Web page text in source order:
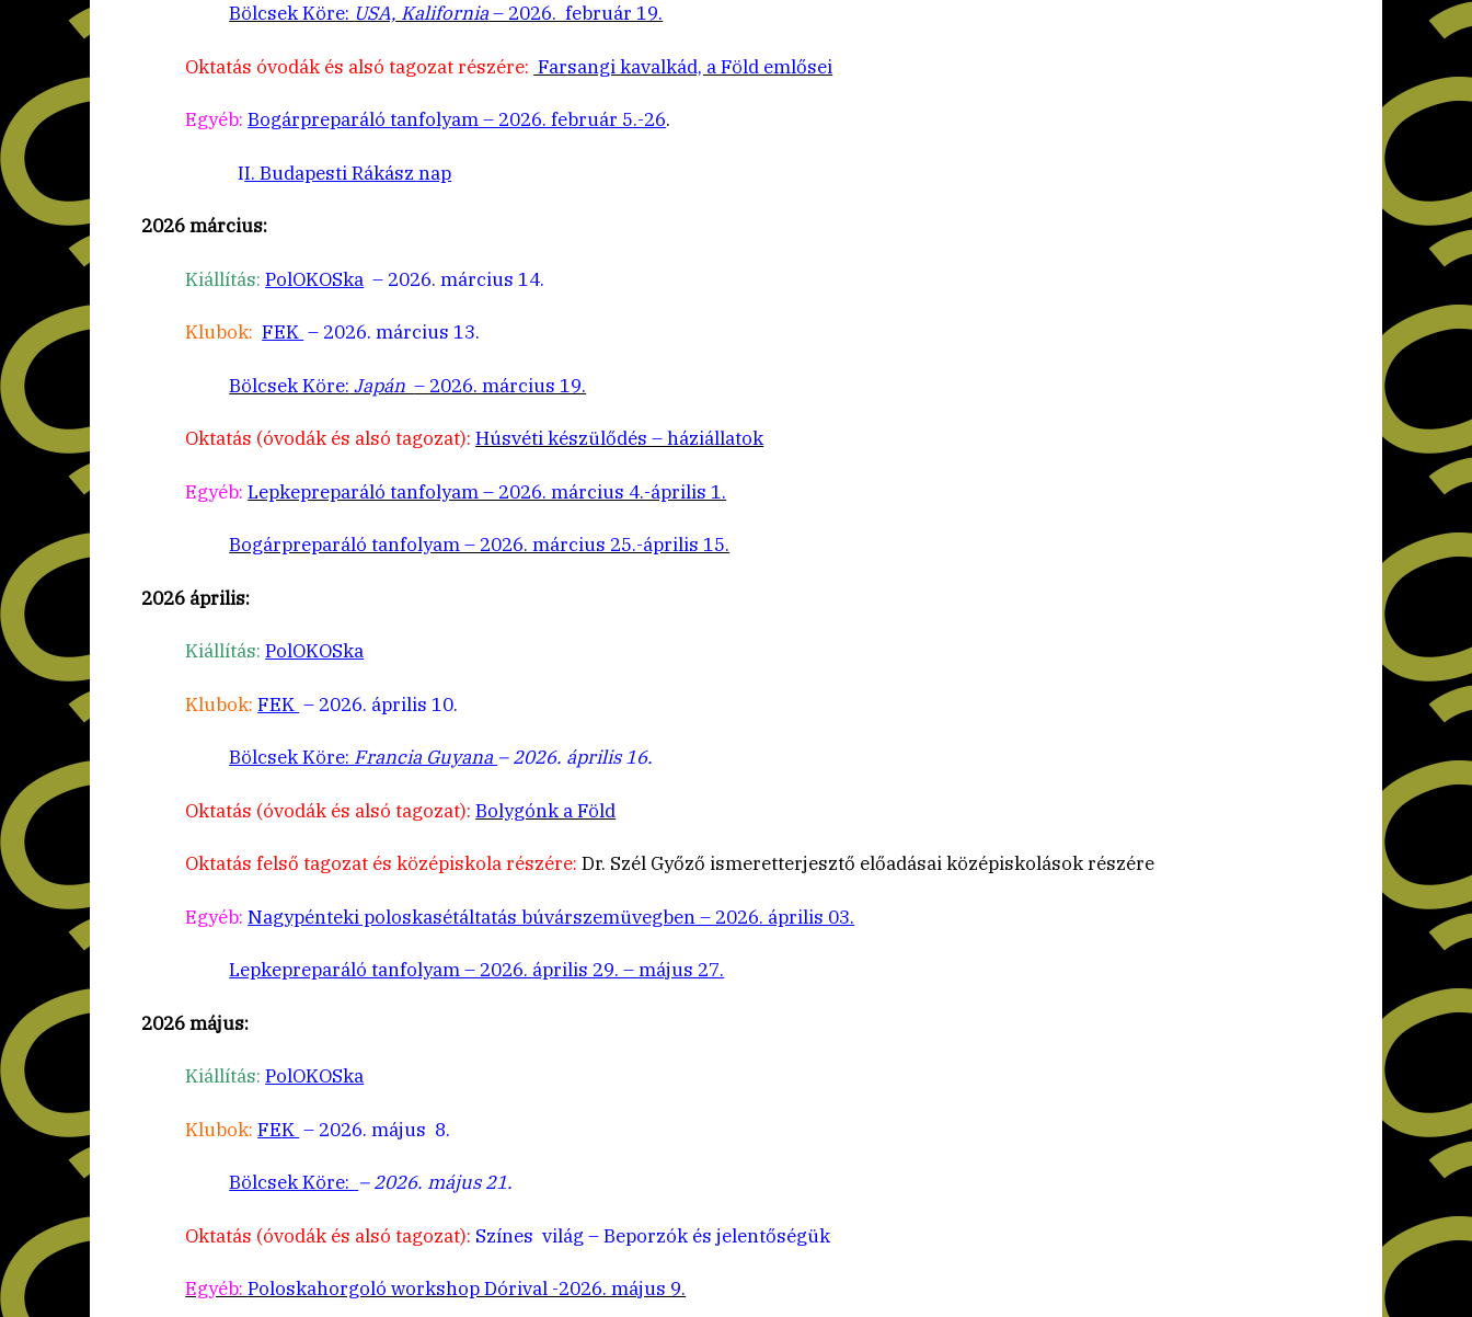
Bölcsek Köre: USA, Kalifornia– 2026. február 19.
Oktatás óvodák és alsó tagozat részére: Farsangi kavalkád, a Föld emlősei
Egyéb: Bogárpreparáló tanfolyam – 2026. február 5.-26.
II. Budapesti Rákász nap
2026 március:
Kiállítás: PolOKOSka – 2026. március 14.
Klubok: FEK – 2026. március 13.
Bölcsek Köre: Japán– 2026. március 19.
Oktatás (óvodák és alsó tagozat):Húsvéti készülődés – háziállatok
Egyéb: Lepkepreparáló tanfolyam – 2026. március 4.-április 1.
Bogárpreparáló tanfolyam – 2026. március 25.-április 15.
2026 április:
Kiállítás:PolOKOSka
Klubok:FEK – 2026. április 10.
Bölcsek Köre: Francia Guyana – 2026. április 16.
Oktatás (óvodák és alsó tagozat):Bolygónk a Föld
Oktatás felső tagozat és középiskola részére: Dr. Szél Győző ismeretterjesztő előadásai középiskolások részére
Egyéb:Nagypénteki poloskasétáltatás búvárszemüvegben – 2026. április 03.
Lepkepreparáló tanfolyam – 2026. április 29. – május 27.
2026 május:
Kiállítás: PolOKOSka
Klubok:FEK – 2026. május 8.
Bölcsek Köre: – 2026. május 21.
Oktatás (óvodák és alsó tagozat): Színes világ – Beporzók és jelentőségük
Egyéb:Poloskahorgoló workshop Dórival -2026. május 9.